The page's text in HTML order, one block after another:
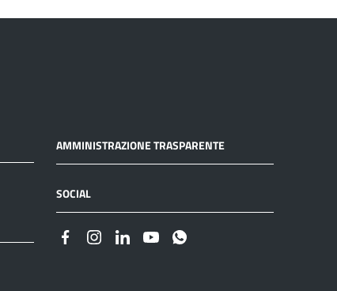
AMMINISTRAZIONE TRASPARENTE
SOCIAL